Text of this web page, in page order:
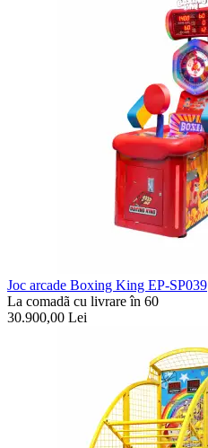
Joc arcade Boxing King EP-SP039
La comadã cu livrare în 60
30.900,00 Lei